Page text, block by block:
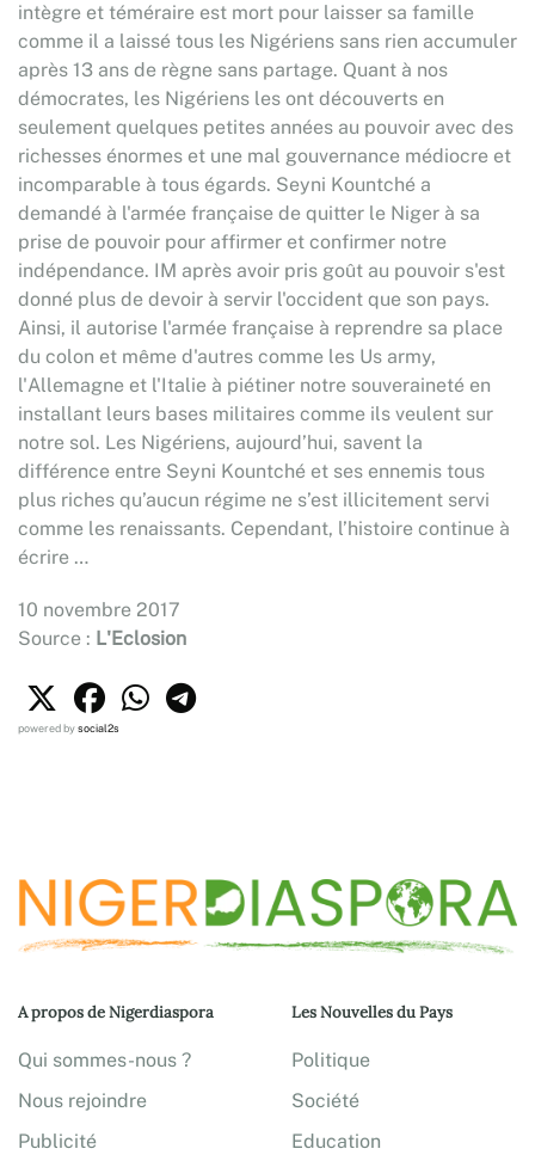
intègre et téméraire est mort pour laisser sa famille
comme il a laissé tous les Nigériens sans rien accumuler
après 13 ans de règne sans partage. Quant à nos
démocrates, les Nigériens les ont découverts en
seulement quelques petites années au pouvoir avec des
richesses énormes et une mal gouvernance médiocre et
incomparable à tous égards. Seyni Kountché a
demandé à l'armée française de quitter le Niger à sa
prise de pouvoir pour affirmer et confirmer notre
indépendance. IM après avoir pris goût au pouvoir s'est
donné plus de devoir à servir l'occident que son pays.
Ainsi, il autorise l'armée française à reprendre sa place
du colon et même d'autres comme les Us army,
l'Allemagne et l'Italie à piétiner notre souveraineté en
installant leurs bases militaires comme ils veulent sur
notre sol. Les Nigériens, aujourd’hui, savent la
différence entre Seyni Kountché et ses ennemis tous
plus riches qu’aucun régime ne s’est illicitement servi
comme les renaissants. Cependant, l’histoire continue à
écrire …
10 novembre 2017
Source : L'Eclosion
powered bysocial2s
A propos de Nigerdiaspora
Qui sommes-nous ?
Nous rejoindre
Publicité
Les Nouvelles du Pays
Politique
Société
Education